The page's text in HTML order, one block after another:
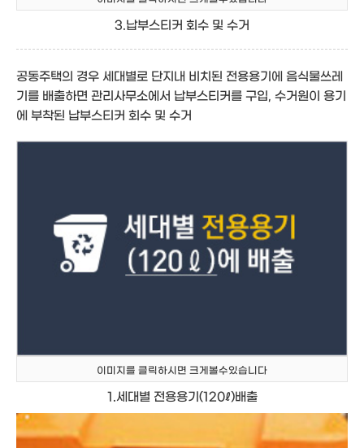
3.납부스티커 회수 및 수거
공동주택의 경우 세대별로 단지내 비치된 전용용기에 음식물쓰레
기를 배출하면 관리사무소에서 납부스티커를 구입, 수거원이 용기
에 부착된 납부스티커 회수 및 수거
이미지를 클릭하시면 크게볼수있습니다
1.세대별 전용용기(120ℓ)배출